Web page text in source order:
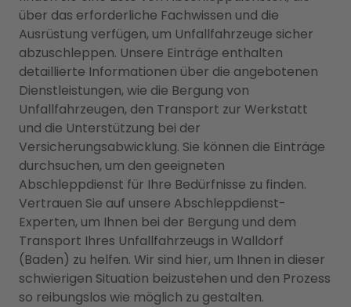
über das erforderliche Fachwissen und die
Ausrüstung verfügen, um Unfallfahrzeuge sicher
abzuschleppen. Unsere Einträge enthalten
detaillierte Informationen über die angebotenen
Dienstleistungen, wie die Bergung von
Unfallfahrzeugen, den Transport zur Werkstatt
und die Unterstützung bei der
Versicherungsabwicklung. Sie können die Einträge
durchsuchen, um den geeigneten
Abschleppdienst für Ihre Bedürfnisse zu finden.
Vertrauen Sie auf unsere Abschleppdienst-
Experten, um Ihnen bei der Bergung und dem
Transport Ihres Unfallfahrzeugs in Walldorf
(Baden) zu helfen. Wir sind hier, um Ihnen in dieser
schwierigen Situation beizustehen und den Prozess
so reibungslos wie möglich zu gestalten.